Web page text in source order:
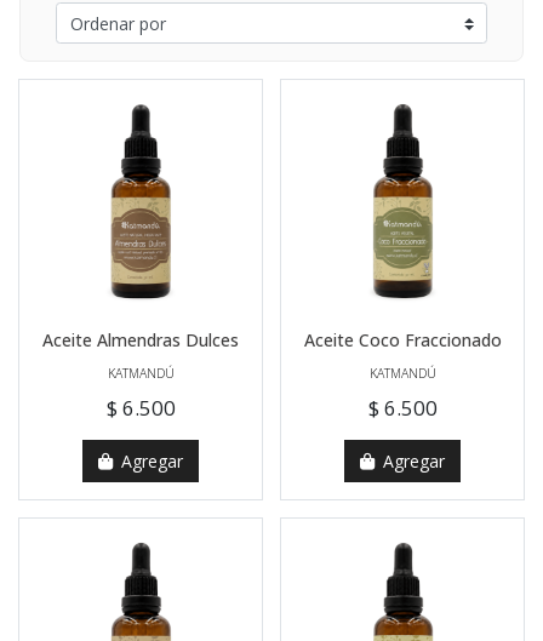
Aceite Almendras Dulces
KATMANDÚ
$ 6.500
Agregar
Aceite Coco Fraccionado
KATMANDÚ
$ 6.500
Agregar